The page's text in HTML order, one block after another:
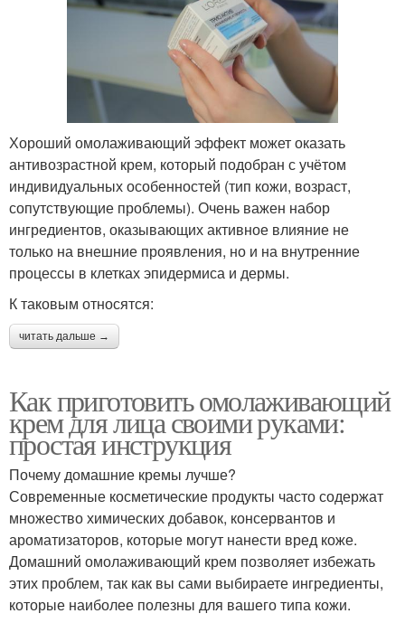
Хороший омолаживающий эффект может оказать
антивозрастной крем, который подобран с учётом
индивидуальных особенностей (тип кожи, возраст,
сопутствующие проблемы). Очень важен набор
ингредиентов, оказывающих активное влияние не
только на внешние проявления, но и на внутренние
процессы в клетках эпидермиса и дермы.
К таковым относятся:
читать дальше →
Как приготовить омолаживающий
крем для лица своими руками:
простая инструкция
Почему домашние кремы лучше?
Современные косметические продукты часто содержат
множество химических добавок, консервантов и
ароматизаторов, которые могут нанести вред коже.
Домашний омолаживающий крем позволяет избежать
этих проблем, так как вы сами выбираете ингредиенты,
которые наиболее полезны для вашего типа кожи.